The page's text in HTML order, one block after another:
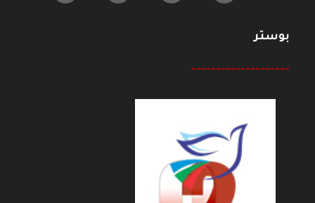
بوستر
--------------------